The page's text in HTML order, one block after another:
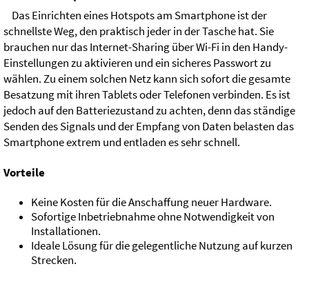
Das Einrichten eines Hotspots am Smartphone ist der
schnellste Weg, den praktisch jeder in der Tasche hat. Sie
brauchen nur das Internet-Sharing über Wi-Fi in den Handy-
Einstellungen zu aktivieren und ein sicheres Passwort zu
wählen. Zu einem solchen Netz kann sich sofort die gesamte
Besatzung mit ihren Tablets oder Telefonen verbinden. Es ist
jedoch auf den Batteriezustand zu achten, denn das ständige
Senden des Signals und der Empfang von Daten belasten das
Smartphone extrem und entladen es sehr schnell.
Vorteile
Keine Kosten für die Anschaffung neuer Hardware.
Sofortige Inbetriebnahme ohne Notwendigkeit von
Installationen.
Ideale Lösung für die gelegentliche Nutzung auf kurzen
Strecken.